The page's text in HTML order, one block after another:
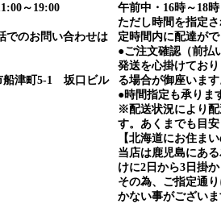
～19:00
でのお問い合わせは
船津町5-1 坂口ビル
午前中・16時～18
ただし時間を指定
定時間内に配達が
●ご注文確認（前払
発送を心掛けてお
る場合が御座いま
●時間指定も承りま
※配送状況により
す。あくまでも目
【北海道にお住ま
当店は鹿児島にあ
けに2日から3日掛
その為、ご指定通
かない事がござい